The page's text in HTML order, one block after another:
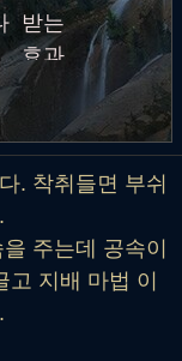
받는
효과
은 대
증
. 착취들면 부쉬
주는데 공속이
지배 마법 이